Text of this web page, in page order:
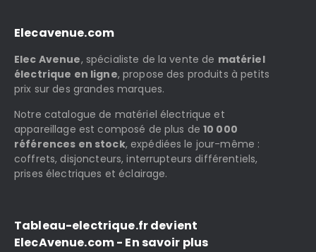
Elecavenue.com
Elec Avenue, spécialiste de la vente de matériel
électrique en ligne, propose des produits à petits
prix sur des grandes marques.
Notre catalogue de matériel électrique et
appareillage est composé de plus de10 000
références en stock, expédiées le jour-même :
coffrets, disjoncteurs, interrupteurs différentiels,
prises électriques et éclairage.
Tableau-electrique.fr devient
ElecAvenue.com - En savoir plus